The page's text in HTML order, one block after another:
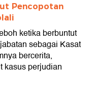
Pencopotan
ketika berbuntut
sebagai Kasat
bercerita,
kasus perjudian